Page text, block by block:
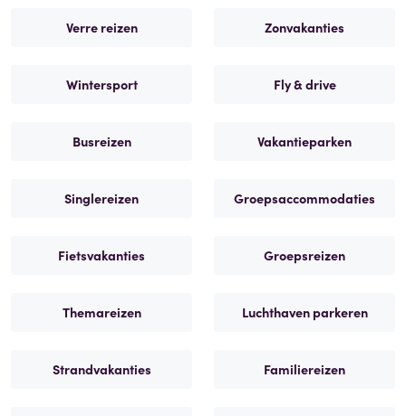
Verre reizen Zonvakanties
Wintersport Fly & drive
Busreizen Vakantieparken
Singlereizen Groepsaccommodaties
Fietsvakanties Groepsreizen
Themareizen Luchthaven parkeren
Strandvakanties Familiereizen